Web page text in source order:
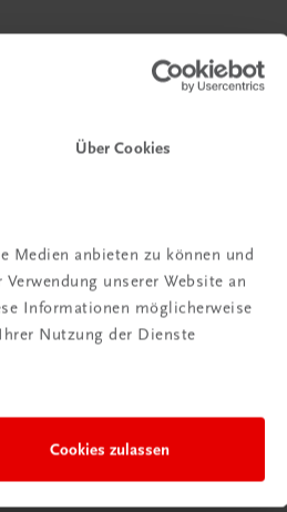
Über Cookies
Medien anbieten zu können und
unserer Website an
Informationen möglicherweise
Nutzung der Dienste
Cookies zulassen